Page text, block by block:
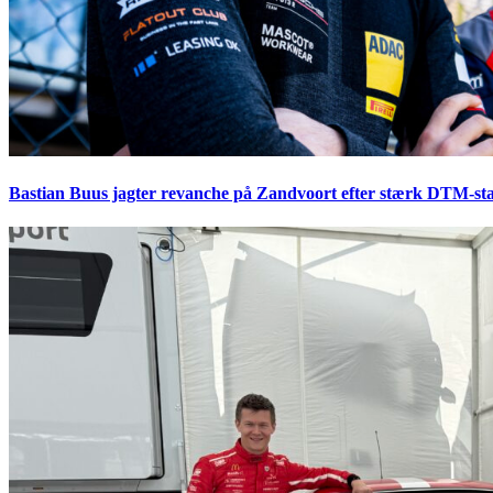
Bastian Buus jagter revanche på Zandvoort efter stærk DTM-